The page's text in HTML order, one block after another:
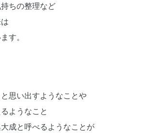
ちの整理など
す。
思い出すようなことや
ようなこと
成と呼べるようなことが